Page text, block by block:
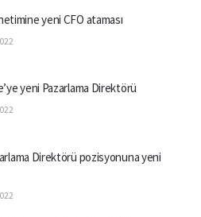
yeni CFO ataması
yeni Pazarlama Direktörü
Direktörü pozisyonuna yeni